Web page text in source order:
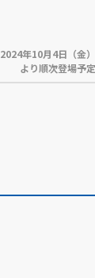
2024年10月4日（金）
より順次登場予定